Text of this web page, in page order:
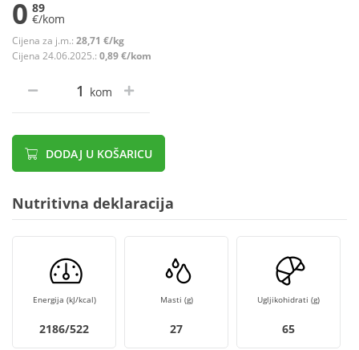
0 89
€/kom
Cijena za j.m.: 28,71 €/kg
Cijena 24.06.2025.: 0,89 €/kom
kom
DODAJ U KOŠARICU
Nutritivna deklaracija
Energija (kJ/kcal)
2186/522
Masti (g)
27
Ugljikohidrati (g)
65